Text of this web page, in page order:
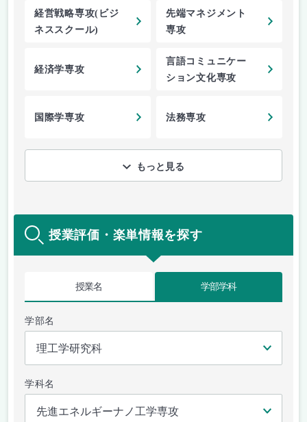
経営戦略専攻(ビジ
ネススクール)
先端マネジメント
専攻
経済学専攻
言語コミュニケー
ション文化専攻
国際学専攻 法務専攻
もっと見る
授業評価・楽単情報を探す
授業名 学部学科
学部名
学科名